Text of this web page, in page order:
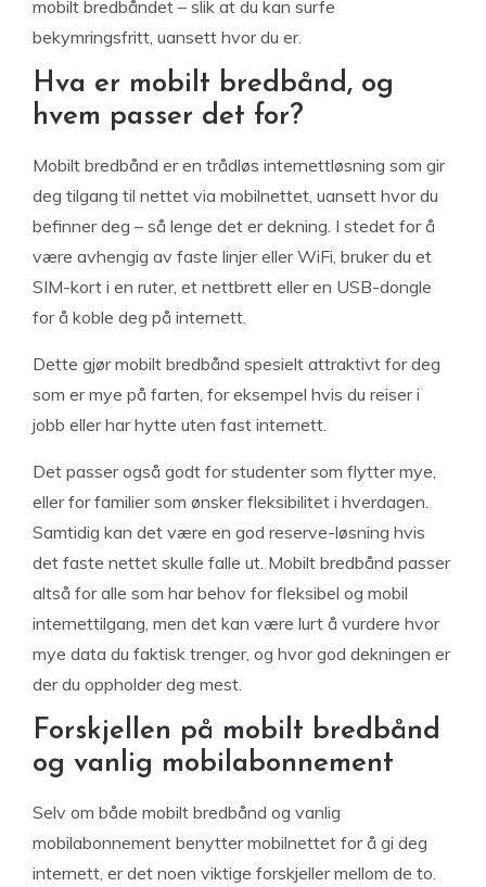
mobilt bredbåndet – slik at du kan surfe
bekymringsfritt, uansett hvor du er.
Hva er mobilt bredbånd, og
hvem passer det for?
Mobilt bredbånd er en trådløs internettløsning som gir
deg tilgang til nettet via mobilnettet, uansett hvor du
befinner deg – så lenge det er dekning. I stedet for å
være avhengig av faste linjer eller WiFi, bruker du et
SIM-kort i en ruter, et nettbrett eller en USB-dongle
for å koble deg på internett.
Dette gjør mobilt bredbånd spesielt attraktivt for deg
som er mye på farten, for eksempel hvis du reiser i
jobb eller har hytte uten fast internett.
Det passer også godt for studenter som flytter mye,
eller for familier som ønsker fleksibilitet i hverdagen.
Samtidig kan det være en god reserve-løsning hvis
det faste nettet skulle falle ut. Mobilt bredbånd passer
altså for alle som har behov for fleksibel og mobil
internettilgang, men det kan være lurt å vurdere hvor
mye data du faktisk trenger, og hvor god dekningen er
der du oppholder deg mest.
Forskjellen på mobilt bredbånd
og vanlig mobilabonnement
Selv om både mobilt bredbånd og vanlig
mobilabonnement benytter mobilnettet for å gi deg
internett, er det noen viktige forskjeller mellom de to.